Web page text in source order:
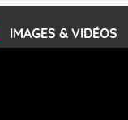
moyenne de 50 km/
rafales, parfois
Rhône et la Provence et
à partir de la
IMAGES & VIDÉOS